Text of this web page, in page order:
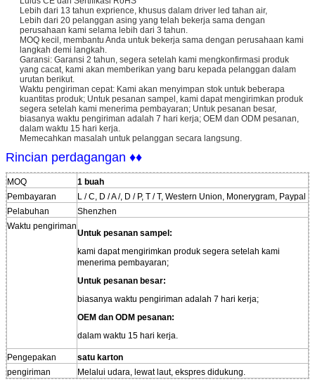
Lebih dari 13 tahun exprience, khusus dalam driver led tahan air,
Lebih dari 20 pelanggan asing yang telah bekerja sama dengan
perusahaan kami selama lebih dari 3 tahun.
MOQ kecil, membantu Anda untuk bekerja sama dengan perusahaan kami
langkah demi langkah.
Garansi: Garansi 2 tahun, segera setelah kami mengkonfirmasi produk
yang cacat, kami akan memberikan yang baru kepada pelanggan dalam
urutan berikut.
Waktu pengiriman cepat: Kami akan menyimpan stok untuk beberapa
kuantitas produk; Untuk pesanan sampel, kami dapat mengirimkan produk
segera setelah kami menerima pembayaran; Untuk pesanan besar,
biasanya waktu pengiriman adalah 7 hari kerja; OEM dan ODM pesanan,
dalam waktu 15 hari kerja.
Memecahkan masalah untuk pelanggan secara langsung.
Rincian perdagangan ♦♦
MOQ
1 buah
Pembayaran
L / C, D / A /, D / P, T / T, Western Union, Monerygram, Paypal
Pelabuhan
Shenzhen
Waktu pengiriman
Untuk pesanan sampel:
kami dapat mengirimkan produk segera setelah kami
menerima pembayaran;
Untuk pesanan besar:
biasanya waktu pengiriman adalah 7 hari kerja;
OEM dan ODM pesanan:
dalam waktu 15 hari kerja.
Pengepakan
satu karton
pengiriman
Melalui udara, lewat laut, ekspres didukung.